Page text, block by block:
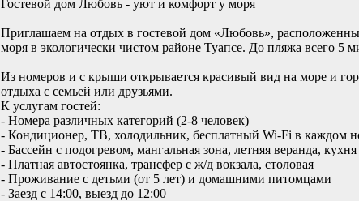
Гостевой дом Любовь - уют и комфорт у моря
Приглашаем на отдых в гостевой дом «Любовь»,
моря в экологически чистом районе Туапсе. До пляжа всего 5
Из номеров и с крыши открывается красивый вид на море и
отдыха с семьей или друзьями.
К услугам гостей:
- Номера различных категорий (2-8 человек)
- Кондиционер, ТВ, холодильник, бесплатный Wi-Fi в каждом
- Бассейн с подогревом, мангальная зона, летняя веранда, кухня
- Платная автостоянка, трансфер с ж/д вокзала, столовая
- Проживание с детьми (от 5 лет) и домашними питомцами
- Заезд с 14:00, выезд до 12:00